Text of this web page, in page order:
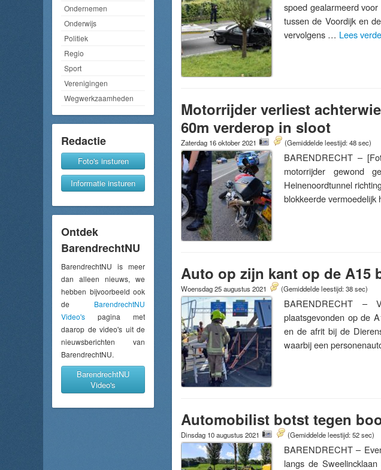
Ondernemen
Onderwijs
Politiek
Regio
Sport
Verenigingen
Wegwerkzaamheden
Redactie
Foto's insturen
Informatie insturen
Ontdek
BarendrechtNU
BarendrechtNU is meer
dan alleen nieuws, we
hebben bijvoorbeeld ook
de BarendrechtNU
Video's pagina met
daarop de video's uit de
nieuwsberichten van
BarendrechtNU.
BarendrechtNU
Video's
spoed gealarmeerd
tussen de Voordijk en
vervolgens … Lees
Motorrijder verliest
60m verderop in sloot
Zaterdag 16 oktober 2021 (Gemiddelde leestijd: 48 sec)
BARENDRECHT –
motorrijder gewond
Heinenoordtunnel
blokkeerde
Auto op zijn kant op de A15
Woensdag 25 augustus 2021 (Gemiddelde leestijd: 38 sec)
BARENDRECHT –
plaatsgevonden op de
en de afrit bij de
waarbij een
Automobilist botst tegen
Dinsdag 10 augustus 2021 (Gemiddelde leestijd: 52 sec)
BARENDRECHT –
langs de